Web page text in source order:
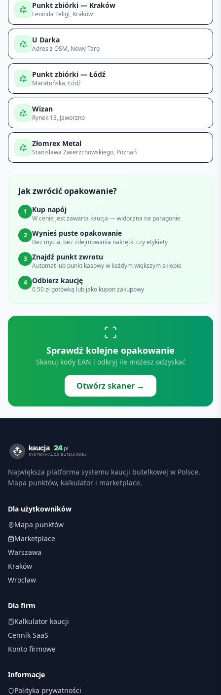
Punkt zbiórki — Kraków
Leonida Teligi, Kraków
U Darka
Adres z OSM, Nowy Targ
Punkt zbiórki — Łódź
Maratońska, Łódź
Wizan
Rynek 13, Jaworzno
Złomrex Metal
Stanisława Zwierzchowskiego, Poznań
Jak zwrócić opakowanie?
1 Kup napój
W cenie jest zawarta kaucja — widoczna na paragonie
2
Wynieś puste opakowanie
Bez mycia, bez zdejmowania nakrętki czy etykiety
3
Znajdź punkt zwrotu
Automat lub punkt kasowy w każdym większym sklepie
4
Odbierz kaucję
0.50 zł gotówką lub jako kupon zakupowy
Sprawdź kolejne opakowanie
Skanuj kody EAN i odkryj ile możesz odzyskać
Otwórz skaner →
Największa platforma systemu kaucji butelkowej w Polsce.
Mapa punktów, kalkulator i marketplace.
Dla użytkowników
Mapa punktów
Marketplace
Warszawa
Kraków
Wrocław
Dla firm
Kalkulator kaucji
Cennik SaaS
Konto firmowe
Informacje
Polityka prywatności